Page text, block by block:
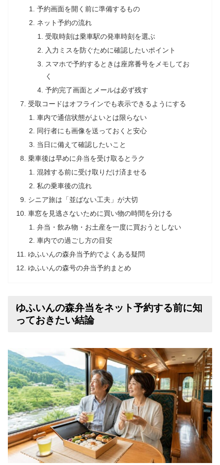
予約画面を開く前に準備するもの
ネット予約の流れ
受取時刻は乗車駅の発車時刻を選ぶ
入力ミスを防ぐために確認したいポイント
スマホで予約するときは座席番号をメモしてお
く
予約完了画面とメールは必ず残す
受取コードはオフラインでも表示できるようにする
車内で通信状態がよいとは限らない
同行者にも画像を送っておくと安心
当日に備えて確認したいこと
乗車後は早めに弁当を受け取るとラク
混雑する前に受け取りだけ済ませる
私の乗車後の流れ
シニア旅は「並ばない工夫」が大切
車窓を見逃さないために買い物の時間を分ける
弁当・飲み物・お土産を一度に買おうとしない
車内での過ごし方の目安
ゆふいんの森弁当予約でよくある疑問
ゆふいんの森号の弁当予約まとめ
ゆふいんの森弁当をネット予約する前に知
っておきたい結論